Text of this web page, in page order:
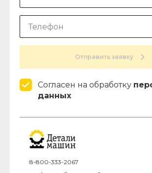
Отправить заявку
Согласен на обработку
данных
8-800-333-2067